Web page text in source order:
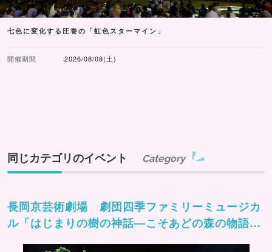
七色に変化する圧巻の「虹色スターマイン」
開催期間 2026/08/08(土)
同じカテゴリのイベント Category
長岡京芸術劇場 劇団四季ファミリーミュージカ
ル「はじまりの樹の神話―こそあどの森の物語